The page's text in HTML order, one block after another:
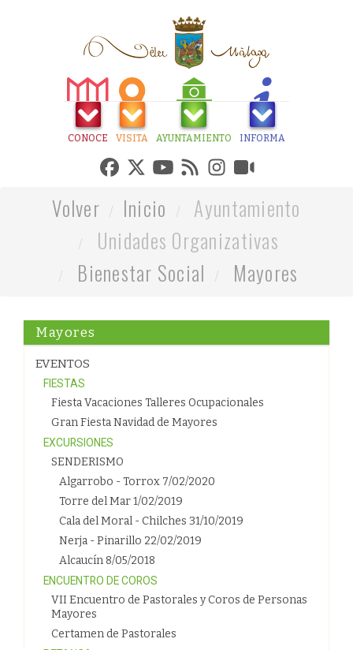
CONOCE VISITA AYUNTAMIENTO INFORMA
Volver Inicio
Ayuntamiento
Unidades Organizativas
Bienestar Social
Mayores
Mayores
EVENTOS
FIESTAS
Fiesta Vacaciones Talleres Ocupacionales
Gran Fiesta Navidad de Mayores
EXCURSIONES
SENDERISMO
Algarrobo - Torrox 7/02/2020
Torre del Mar 1/02/2019
Cala del Moral - Chilches 31/10/2019
Nerja - Pinarillo 22/02/2019
Alcaucín 8/05/2018
ENCUENTRO DE COROS
VII Encuentro de Pastorales y Coros de Personas
Mayores
Certamen de Pastorales